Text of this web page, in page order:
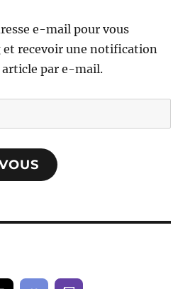
e-mail pour vous
et recevoir une notification
article par e-mail.